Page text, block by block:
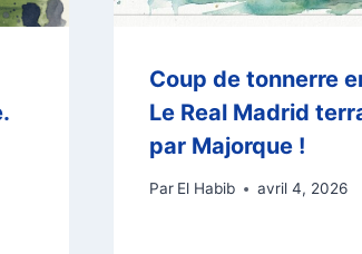
Coup de tonnerre
Le Real Madrid
par Majorque !
Par El Habib avril 4, 2026